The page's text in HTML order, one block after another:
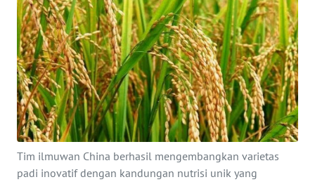
Tim ilmuwan China berhasil mengembangkan varietas
padi inovatif dengan kandungan nutrisi unik yang
KESEHATAN
INTERNASIONAL
SERBA-SERBI
PENDIDIKAN